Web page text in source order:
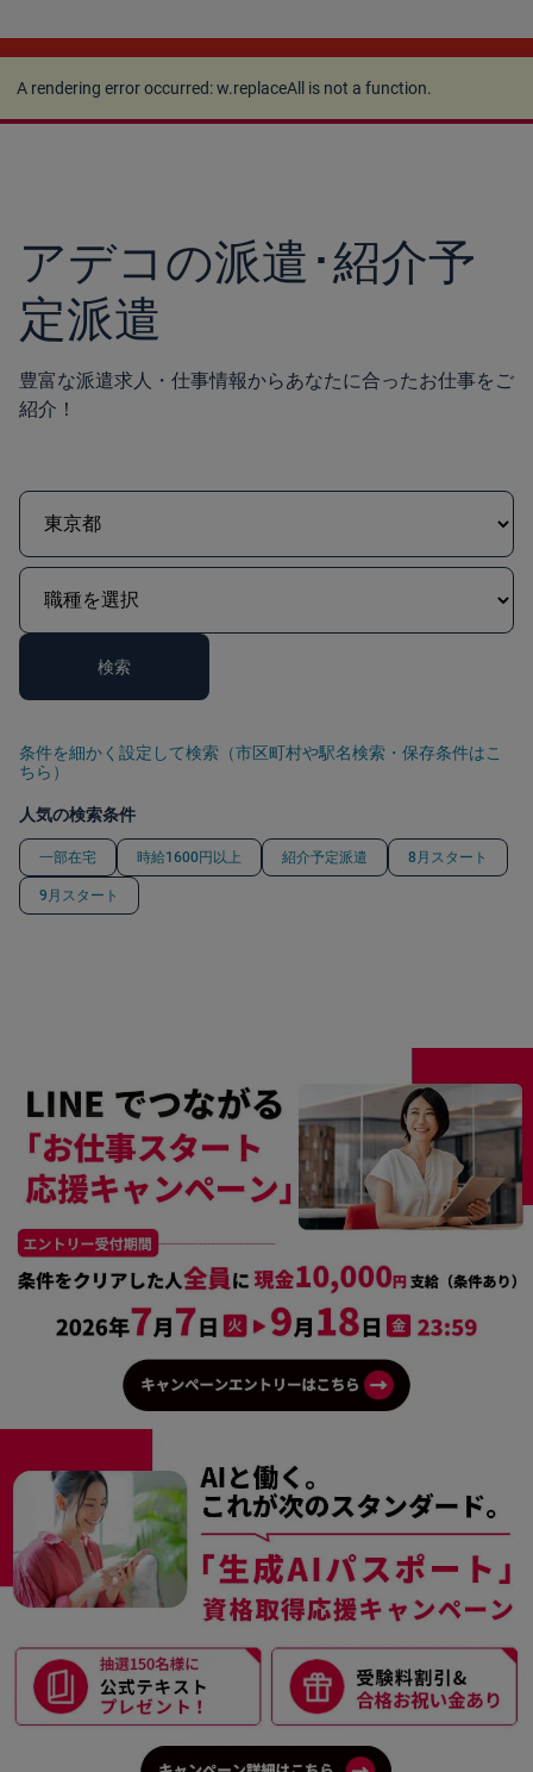
A rendering error occurred:w.replaceAll is not a
function.
A rendering error occurred:w.replaceAll is not a function.
アデコの派遣･紹介予
定派遣
豊富な派遣求人・仕事情報からあなたに合ったお仕事をご
紹介！
検索
条件を細かく設定して検索（市区町村や駅名検索・保存条件はこ
ちら）
人気の検索条件
一部在宅 時給1600円以上 紹介予定派遣 8月スタート
9月スタート